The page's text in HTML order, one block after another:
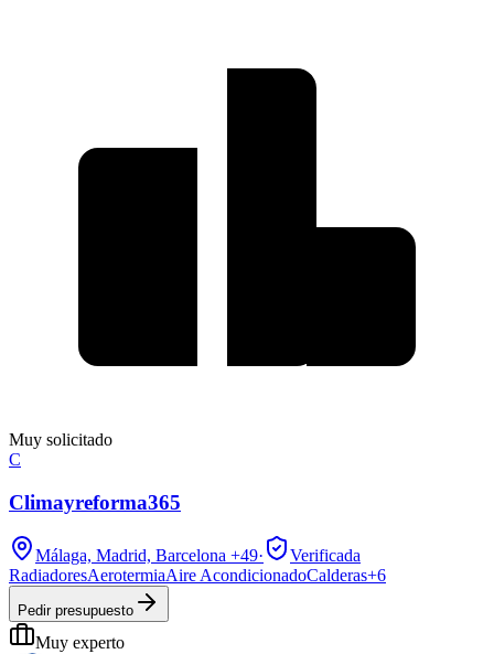
Muy solicitado
C
Climayreforma365
Málaga, Madrid, Barcelona +49·
Verificada
RadiadoresAerotermiaAire AcondicionadoCalderas+6
Pedir presupuesto
Muy experto